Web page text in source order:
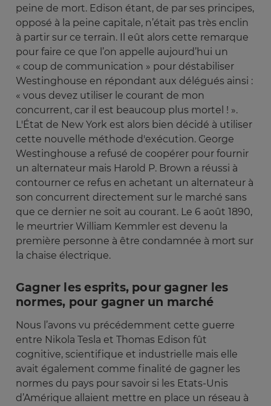
peine de mort. Edison étant, de par ses principes,
opposé à la peine capitale, n’était pas très enclin
à partir sur ce terrain. Il eût alors cette remarque
pour faire ce que l’on appelle aujourd’hui un
« coup de communication » pour déstabiliser
Westinghouse en répondant aux délégués ainsi :
« vous devez utiliser le courant de mon
concurrent, car il est beaucoup plus mortel ! ».
L'État de New York est alors bien décidé à utiliser
cette nouvelle méthode d'exécution. George
Westinghouse a refusé de coopérer pour fournir
un alternateur mais Harold P. Brown a réussi à
contourner ce refus en achetant un alternateur à
son concurrent directement sur le marché sans
que ce dernier ne soit au courant. Le 6 août 1890,
le meurtrier William Kemmler est devenu la
première personne à être condamnée à mort sur
la chaise électrique.
Gagner les esprits, pour gagner les
normes, pour gagner un marché
Nous l’avons vu précédemment cette guerre
entre Nikola Tesla et Thomas Edison fût
cognitive, scientifique et industrielle mais elle
avait également comme finalité de gagner les
normes du pays pour savoir si les Etats-Unis
d’Amérique allaient mettre en place un réseau à